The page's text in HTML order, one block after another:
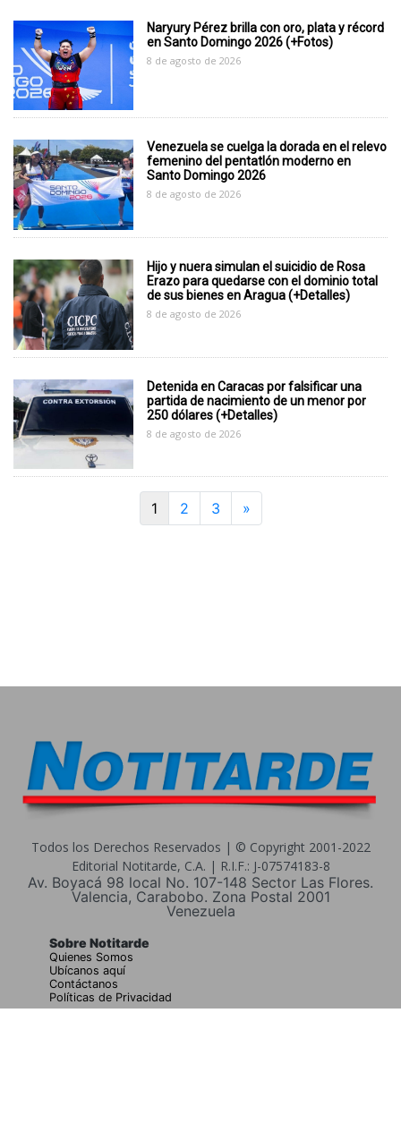
Naryury Pérez brilla con oro, plata y récord
en Santo Domingo 2026 (+Fotos)
8 de agosto de 2026
Venezuela se cuelga la dorada en el relevo
femenino del pentatlón moderno en
Santo Domingo 2026
8 de agosto de 2026
Hijo y nuera simulan el suicidio de Rosa
Erazo para quedarse con el dominio total
de sus bienes en Aragua (+Detalles)
8 de agosto de 2026
Detenida en Caracas por falsificar una
partida de nacimiento de un menor por
250 dólares (+Detalles)
8 de agosto de 2026
1 2 3 »Next
Todos los Derechos Reservados | © Copyright 2001-2022
Editorial Notitarde, C.A. | R.I.F.: J-07574183-8
Av. Boyacá 98 local No. 107-148 Sector Las Flores.
Valencia, Carabobo. Zona Postal 2001
Venezuela
Sobre Notitarde
Quienes Somos
Ubícanos aquí
Contáctanos
Políticas de Privacidad